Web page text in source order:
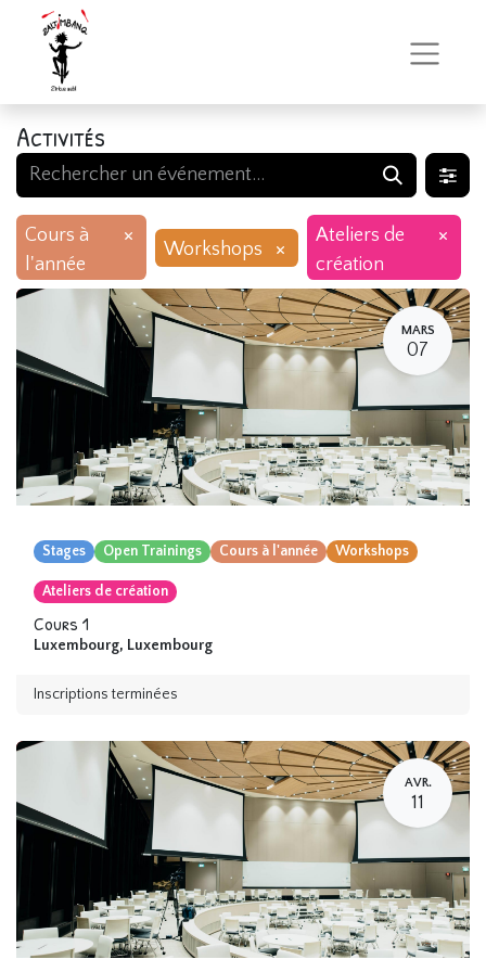
Activités
Cours à
l'année
×
Workshops ×
Ateliers de
création
×
MARS
07
Stages Open Trainings Cours à l'année Workshops
Ateliers de création
Cours 1
Luxembourg, Luxembourg
Inscriptions terminées
AVR.
11